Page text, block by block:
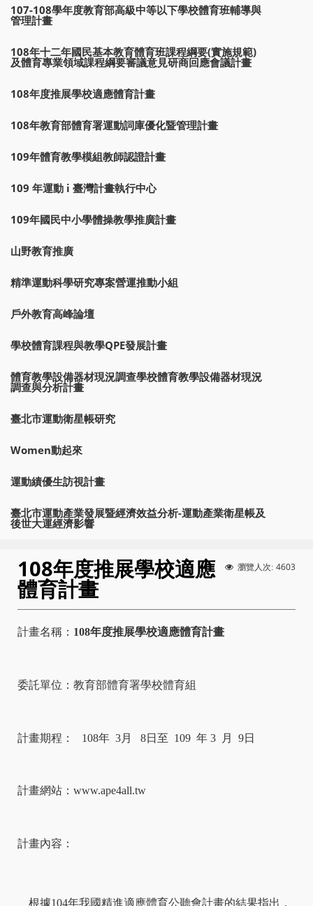
107-108學年度教育部高級中等以下學校體育班輔導與
管理計畫
108年十二年國民基本教育體育班課程綱要(實施規範)
及體育專業領域課程綱要審議意見研商回應會議計畫
108年度推展學校適應體育計畫
108年教育部體育署運動詞庫優化暨管理計畫
109年體育教學模組教師認證計畫
109 年運動 i 臺灣計畫執行中心
109年國民中小學體操教學推廣計畫
山野教育推廣
精準運動科學研究專案營運推動小組
戶外教育高峰論壇
學校體育課程與教學QPE發展計畫
體育教學設備器材現況調查學校體育教學設備器材現況
調查與分析計畫
臺北市運動衛星帳研究
Women動起來
運動績優生訪視計畫
臺北市運動產業發展暨經濟效益分析-運動產業衛星帳及
後世大運經濟影響
瀏覽人次: 4603
108年度推展學校適應
體育計畫
計畫名稱： 108年度推展學校適應體育計畫
委託單位：教育部體育署學校體育組
計畫期程： 108年 3月 8日至 109 年 3 月 9日
計畫網站： www.ape4all.tw
計畫內容：
根據104年我國精進適應體育公聽會計畫的結果指出，